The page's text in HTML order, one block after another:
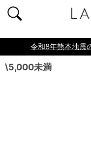
共通ヘッダー
令和8年熊本地震
\5,000未満